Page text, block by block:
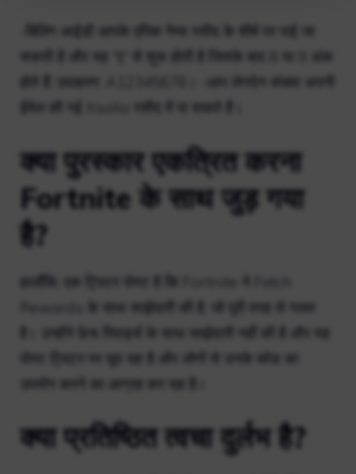
-बिलिंग आईडी आपके एपिक गेम्स रसीद के शीर्ष पर पाई जा
सकती है और यह “ए” से शुरू होती है जिसके बाद 8 या 9 अंक
होते हैं; उदाहरण: A12345678। -आप लेनदेन संख्या अपनी
ईमेल की गई Xsolla रसीद में पा सकते हैं।
क्या पुरस्कार एकत्रित करना
Fortnite के साथ जुड़ गया
है?
हालाँकि, एक ट्विटर पोस्ट है कि Fortnite ने Fetch
Rewards के साथ साझेदारी की है, जो पूरी तरह से गलत
है। उन्होंने फ़ेच रिवार्ड्स के साथ साझेदारी नहीं की है और यह
पोस्ट ट्विटर पर घूम रहा है और लोगों से उनके कोड का
उपयोग करने का आग्रह कर रहा है।
क्या प्रतिष्ठित त्वचा दुर्लभ है?